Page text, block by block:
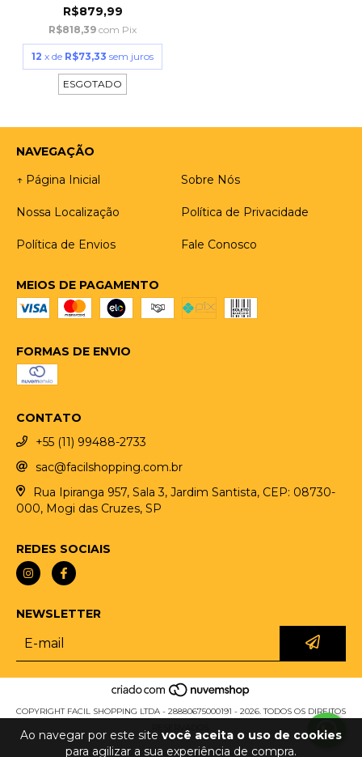
Ao navegar por este site você aceita o uso de cookies
para agilizar a sua experiência de compra.
R$879,99
R$818,39 com Pix
12 x de R$73,33 sem juros
ESGOTADO
NAVEGAÇÃO
↑ Página Inicial
Sobre Nós
Nossa Localização Política de Privacidade
Política de Envios Fale Conosco
MEIOS DE PAGAMENTO
FORMAS DE ENVIO
CONTATO
+55 (11) 99488-2733
sac@facilshopping.com.br
Rua Ipiranga 957, Sala 3, Jardim Santista, CEP: 08730-
000, Mogi das Cruzes, SP
REDES SOCIAIS
NEWSLETTER
COPYRIGHT FACIL SHOPPING LTDA - 28880675000191 - 2026. TODOS OS DIREITOS